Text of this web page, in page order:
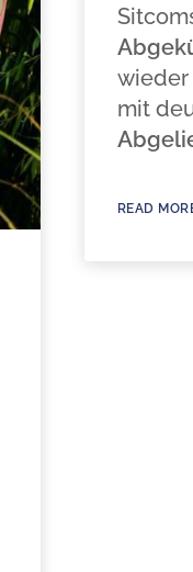
wieder
mit
READ